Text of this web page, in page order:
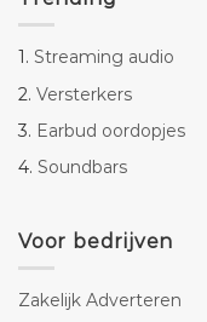
1. Streaming audio
2. Versterkers
3. Earbud oordopjes
4. Soundbars
Voor bedrijven
Zakelijk Adverteren